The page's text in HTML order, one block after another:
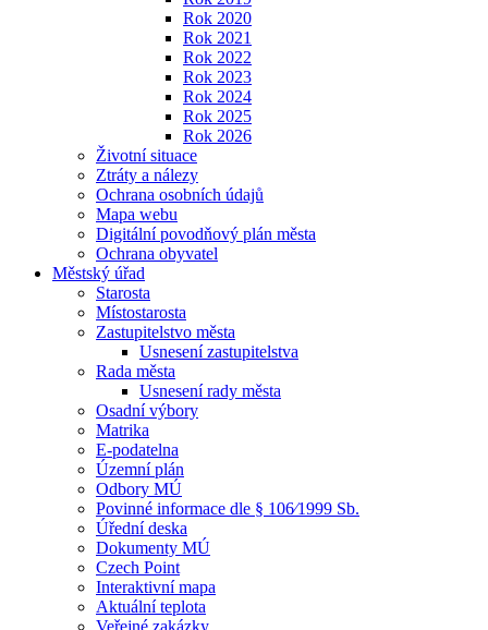
Rok 2020
Rok 2021
Rok 2022
Rok 2023
Rok 2024
Rok 2025
Rok 2026
Životní situace
Ztráty a nálezy
Ochrana osobních údajů
Mapa webu
Digitální povodňový plán města
Ochrana obyvatel
Městský úřad
Starosta
Místostarosta
Zastupitelstvo města
Usnesení zastupitelstva
Rada města
Usnesení rady města
Osadní výbory
Matrika
E-podatelna
Územní plán
Odbory MÚ
Povinné informace dle § 106⁄1999 Sb.
Úřední deska
Dokumenty MÚ
Czech Point
Interaktivní mapa
Aktuální teplota
Veřejné zakázky